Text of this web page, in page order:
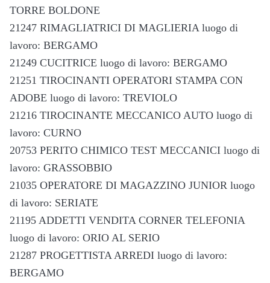
TORRE BOLDONE
21247 RIMAGLIATRICI DI MAGLIERIA luogo di
lavoro: BERGAMO
21249 CUCITRICE luogo di lavoro: BERGAMO
21251 TIROCINANTI OPERATORI STAMPA CON
ADOBE luogo di lavoro: TREVIOLO
21216 TIROCINANTE MECCANICO AUTO luogo di
lavoro: CURNO
20753 PERITO CHIMICO TEST MECCANICI luogo di
lavoro: GRASSOBBIO
21035 OPERATORE DI MAGAZZINO JUNIOR luogo
di lavoro: SERIATE
21195 ADDETTI VENDITA CORNER TELEFONIA
luogo di lavoro: ORIO AL SERIO
21287 PROGETTISTA ARREDI luogo di lavoro:
BERGAMO